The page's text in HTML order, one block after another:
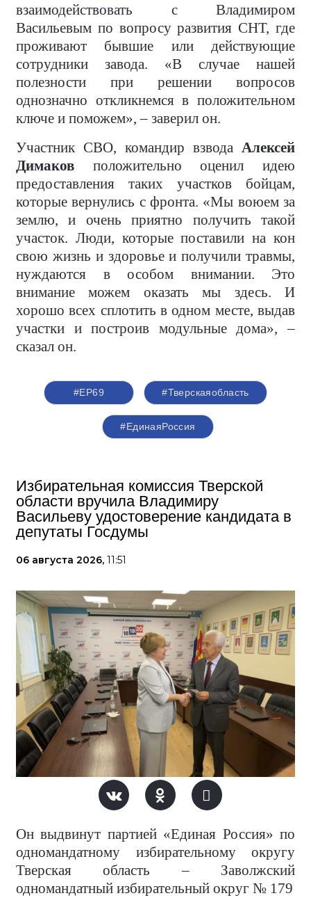
взаимодействовать с Владимиром
Васильевым по вопросу развития СНТ, где
проживают бывшие или действующие
сотрудники завода. «В случае нашей
полезности при решении вопросов
однозначно откликнемся в положительном
ключе и поможем», – заверил он.
Участник СВО, командир взвода Алексей
Димаков положительно оценил идею
предоставления таких участков бойцам,
которые вернулись с фронта. «Мы воюем за
землю, и очень приятно получить такой
участок. Люди, которые поставили на кон
свою жизнь и здоровье и получили травмы,
нуждаются в особом внимании. Это
внимание можем оказать мы здесь. И
хорошо всех сплотить в одном месте, выдав
участки и построив модульные дома», –
сказал он.
#ЕР69 #Тверскаяобласть
#ЕдинаяРоссия
Избирательная комиссия Тверской
области вручила Владимиру
Васильеву удостоверение кандидата в
депутаты Госдумы
06 августа 2026, 11:51
Он выдвинут партией «Единая Россия» по
одномандатному избирательному округу
Тверская область – Заволжский
одномандатный избирательный округ № 179